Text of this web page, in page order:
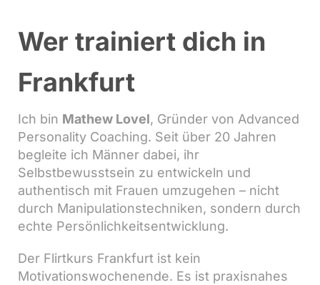
Wer trainiert dich in
Frankfurt
Ich bin Mathew Lovel, Gründer von Advanced
Personality Coaching. Seit über 20 Jahren
begleite ich Männer dabei, ihr
Selbstbewusstsein zu entwickeln und
authentisch mit Frauen umzugehen – nicht
durch Manipulationstechniken, sondern durch
echte Persönlichkeitsentwicklung.
Der Flirtkurs Frankfurt ist kein
Motivationswochenende. Es ist praxisnahes